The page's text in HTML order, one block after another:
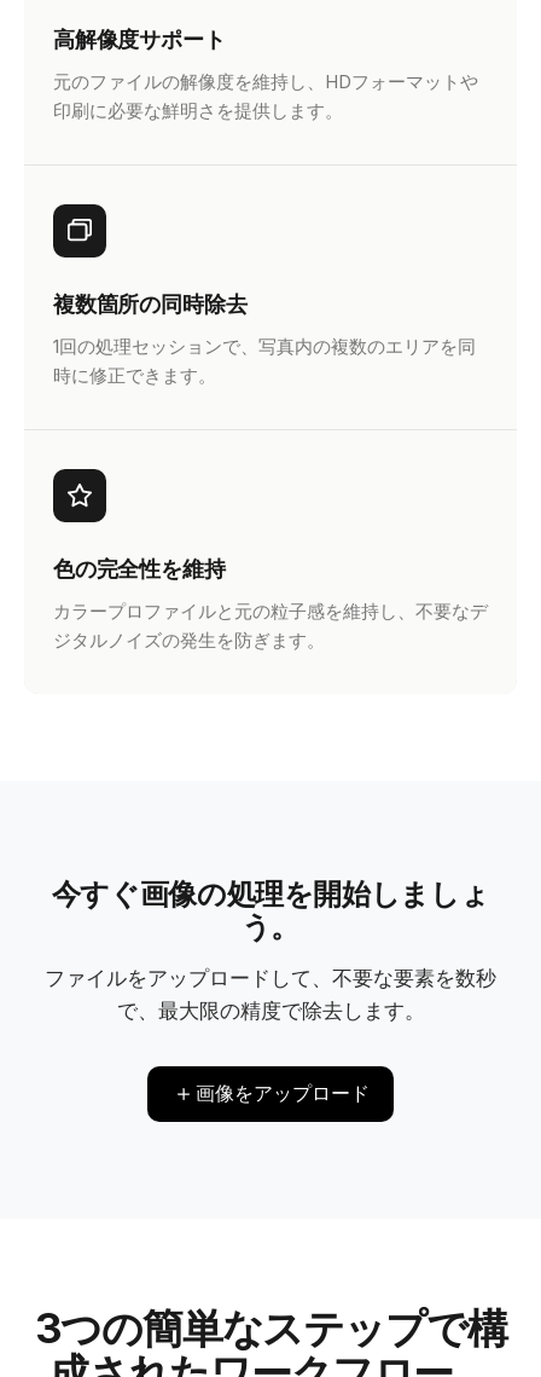
高解像度サポート
元のファイルの解像度を維持し、HDフォーマットや
印刷に必要な鮮明さを提供します。
複数箇所の同時除去
1回の処理セッションで、写真内の複数のエリアを同
時に修正できます。
色の完全性を維持
カラープロファイルと元の粒子感を維持し、不要なデ
ジタルノイズの発生を防ぎます。
今すぐ画像の処理を開始しましょ
う。
ファイルをアップロードして、不要な要素を数秒
で、最大限の精度で除去します。
画像をアップロード
3つの簡単なステップで構